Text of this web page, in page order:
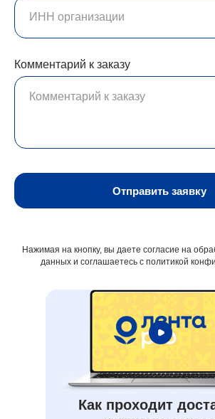
Комментарий к заказу
Отправить заявку
Нажимая на кнопку, вы даете согласие на
данных и соглашаетесь c политикой
Как проходит